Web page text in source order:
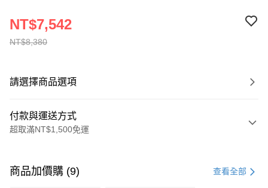
NT$8,380
NT$7,542
請選擇商品選項
付款與運送方式
超取滿NT$1,500免運
信用卡一次付款
商品加價購 (9) 查看全部